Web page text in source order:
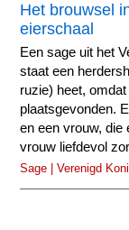
Het brouwsel
eierschaal
Een sage uit het
staat een
ruzie) heet,
plaatsgevonden.
en een vrouw, die
vrouw liefdevol
Sage | Verenigd